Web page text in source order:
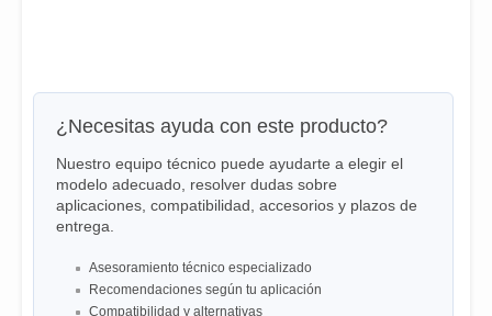
¿Necesitas ayuda con este producto?
Nuestro equipo técnico puede ayudarte a elegir el
modelo adecuado, resolver dudas sobre
aplicaciones, compatibilidad, accesorios y plazos de
entrega.
Asesoramiento técnico especializado
Recomendaciones según tu aplicación
Compatibilidad y alternativas